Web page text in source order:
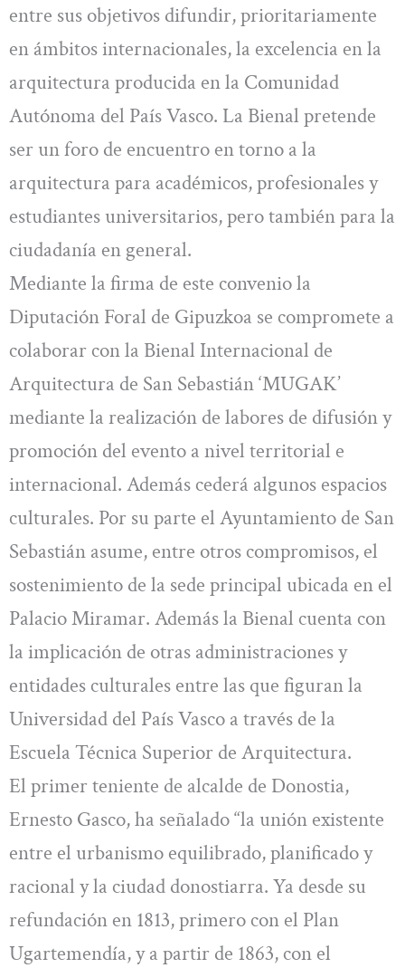
entre sus objetivos difundir, prioritariamente
en ámbitos internacionales, la excelencia en la
arquitectura producida en la Comunidad
Autónoma del País Vasco. La Bienal pretende
ser un foro de encuentro en torno a la
arquitectura para académicos, profesionales y
estudiantes universitarios, pero también para la
ciudadanía en general.
Mediante la firma de este convenio la
Diputación Foral de Gipuzkoa se compromete a
colaborar con la Bienal Internacional de
Arquitectura de San Sebastián ‘MUGAK’
mediante la realización de labores de difusión y
promoción del evento a nivel territorial e
internacional. Además cederá algunos espacios
culturales. Por su parte el Ayuntamiento de San
Sebastián asume, entre otros compromisos, el
sostenimiento de la sede principal ubicada en el
Palacio Miramar. Además la Bienal cuenta con
la implicación de otras administraciones y
entidades culturales entre las que figuran la
Universidad del País Vasco a través de la
Escuela Técnica Superior de Arquitectura.
El primer teniente de alcalde de Donostia,
Ernesto Gasco, ha señalado “la unión existente
entre el urbanismo equilibrado, planificado y
racional y la ciudad donostiarra. Ya desde su
refundación en 1813, primero con el Plan
Ugartemendía, y a partir de 1863, con el